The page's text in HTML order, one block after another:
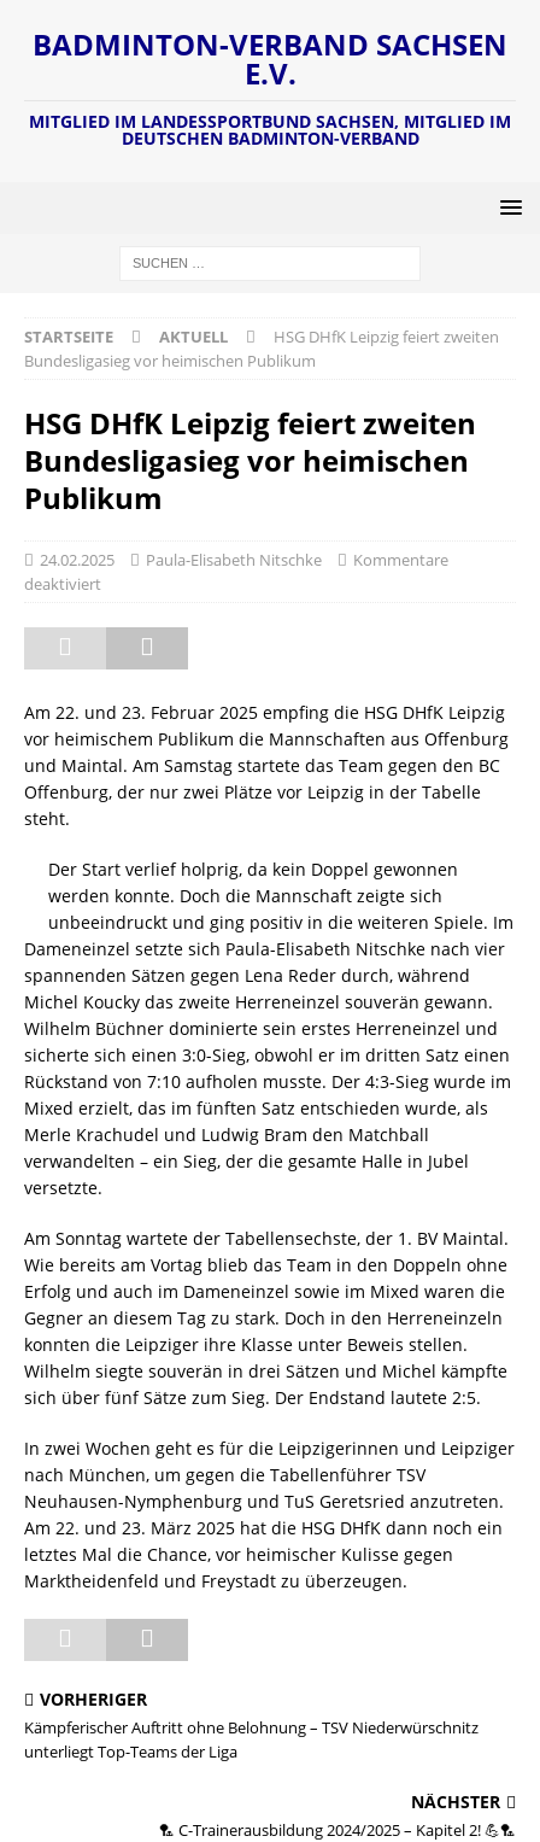
BADMINTON-VERBAND SACHSEN
E.V.
MITGLIED IM LANDESSPORTBUND SACHSEN, MITGLIED IM
DEUTSCHEN BADMINTON-VERBAND
STARTSEITE AKTUELL
HSG DHfK Leipzig feiert zweiten
Bundesligasieg vor heimischen Publikum
HSG DHfK Leipzig feiert zweiten
Bundesligasieg vor heimischen
Publikum
24.02.2025 Paula-Elisabeth Nitschke
Kommentare
deaktiviert
Am 22. und 23. Februar 2025 empfing die HSG DHfK Leipzig
vor heimischem Publikum die Mannschaften aus Offenburg
und Maintal. Am Samstag startete das Team gegen den BC
Offenburg, der nur zwei Plätze vor Leipzig in der Tabelle
steht.
Der Start verlief holprig, da kein Doppel gewonnen
werden konnte. Doch die Mannschaft zeigte sich
unbeeindruckt und ging positiv in die weiteren Spiele. Im
Dameneinzel setzte sich Paula-Elisabeth Nitschke nach vier
spannenden Sätzen gegen Lena Reder durch, während
Michel Koucky das zweite Herreneinzel souverän gewann.
Wilhelm Büchner dominierte sein erstes Herreneinzel und
sicherte sich einen 3:0-Sieg, obwohl er im dritten Satz einen
Rückstand von 7:10 aufholen musste. Der 4:3-Sieg wurde im
Mixed erzielt, das im fünften Satz entschieden wurde, als
Merle Krachudel und Ludwig Bram den Matchball
verwandelten – ein Sieg, der die gesamte Halle in Jubel
versetzte.
Am Sonntag wartete der Tabellensechste, der 1. BV Maintal.
Wie bereits am Vortag blieb das Team in den Doppeln ohne
Erfolg und auch im Dameneinzel sowie im Mixed waren die
Gegner an diesem Tag zu stark. Doch in den Herreneinzeln
konnten die Leipziger ihre Klasse unter Beweis stellen.
Wilhelm siegte souverän in drei Sätzen und Michel kämpfte
sich über fünf Sätze zum Sieg. Der Endstand lautete 2:5.
In zwei Wochen geht es für die Leipzigerinnen und Leipziger
nach München, um gegen die Tabellenführer TSV
Neuhausen-Nymphenburg und TuS Geretsried anzutreten.
Am 22. und 23. März 2025 hat die HSG DHfK dann noch ein
letztes Mal die Chance, vor heimischer Kulisse gegen
Marktheidenfeld und Freystadt zu überzeugen.
VORHERIGER
Kämpferischer Auftritt ohne Belohnung – TSV Niederwürschnitz
unterliegt Top-Teams der Liga
NÄCHSTER
🏸 C-Trainerausbildung 2024/2025 – Kapitel 2! 💪🏸